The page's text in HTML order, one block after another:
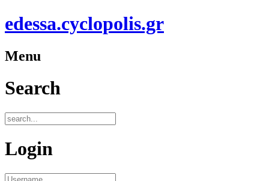
edessa.cyclopolis.gr
Menu
Search
Login